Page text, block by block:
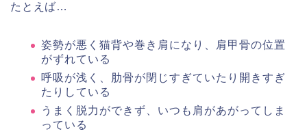
たとえば…
姿勢が悪く猫背や巻き肩になり、肩甲骨の位置
がずれている
呼吸が浅く、肋骨が閉じすぎていたり開きすぎ
たりしている
うまく脱力ができず、いつも肩があがってしま
っている